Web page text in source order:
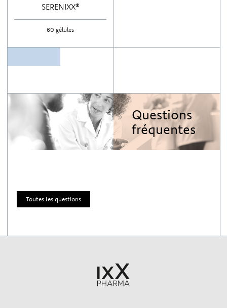
SERENIXX®
60 gélules
Questions
fréquentes
Toutes les questions